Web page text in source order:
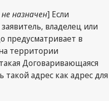
назначен] Если
владелец или
предусматривает в
территории
Договаривающаяся
такой адрес как адрес для